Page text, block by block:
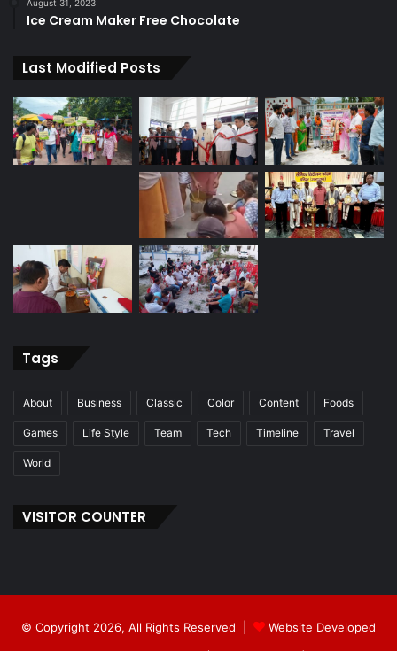
August 31, 2023
Ice Cream Maker Free Chocolate
Last Modified Posts
Tags
About Business Classic Color Content Foods
Games Life Style Team Tech Timeline Travel
World
VISITOR COUNTER
© Copyright 2026, All Rights Reserved |
Website Developed